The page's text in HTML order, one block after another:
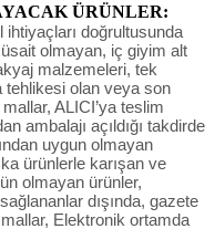
ÜRÜNLER:
ihtiyaçları doğrultusunda
olmayan, iç giyim alt
malzemeleri, tek
tehlikesi olan veya son
ALICI’ya teslim
ambalajı açıldığı takdirde
uygun olmayan
ürünlerle karışan ve
olmayan ürünler,
dışında, gazete
Elektronik ortamda